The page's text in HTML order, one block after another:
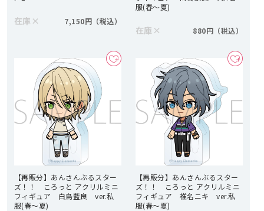
在庫 × 7,150円
服(春～夏)
在庫 × 880円
【再販分】あんさんぶるスター
ズ！！ ころっと アクリルミニ
フィギュア 白鳥藍良 ver.私
服(春～夏)
【再販分】あんさんぶるスター
ズ！！ ころっと アクリルミニ
フィギュア 椎名ニキ ver.私
服(春～夏)